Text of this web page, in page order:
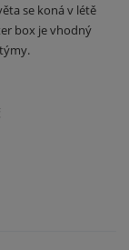
se koná v létě
box je vhodný